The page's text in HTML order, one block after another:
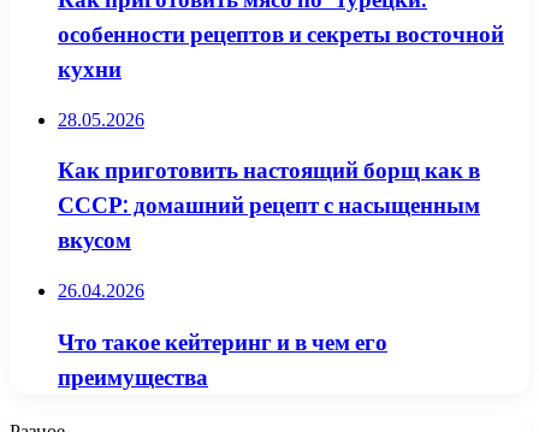
особенности рецептов и секреты восточной
кухни
28.05.2026
Как приготовить настоящий борщ как в
СССР: домашний рецепт с насыщенным
вкусом
26.04.2026
Что такое кейтеринг и в чем его
преимущества